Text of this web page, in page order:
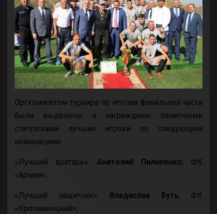
Оргкомитетом турнира по итогам финальной части
были выделены и награждены памятными
статуэтками лучшие игроки по следующим
номинациям:
«Лучший вратарь»: Анатолий Пилипенко, ФК
«Армия»;
«Лучший защитник»: Владислав Буть, ФК
«Кропивницкий»;